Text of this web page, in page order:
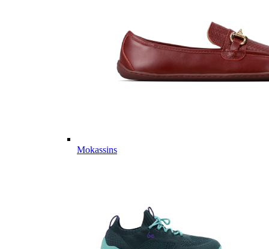
Mokassins